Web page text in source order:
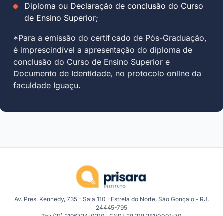
Diploma ou Declaração de conclusão do Curso
de Ensino Superior;
*Para a emissão do certificado de Pós-Graduação,
é imprescindível a apresentação do diploma de
conclusão do Curso de Ensino Superior e
Documento de Identidade, no protocolo online da
faculdade Iguaçu.
Av. Pres. Kennedy, 735 - Sala 110 - Estrela do Norte, São Gonçalo - RJ,
24445-795